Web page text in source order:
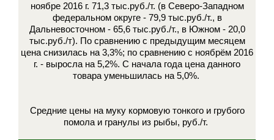
ноябре 2016 г. 71,3 тыс.руб./т. (в Северо-Западном
федеральном округе - 79,9 тыс.руб./т., в
Дальневосточном - 65,6 тыс.руб./т., в Южном - 20,0
тыс.руб./т). По сравнению с предыдущим месяцем
цена снизилась на 3,3%; по сравнению с ноябрём 2016
г. - выросла на 5,2%. С начала года цена данного
товара уменьшилась на 5,0%.
Средние цены на муку кормовую тонкого и грубого
помола и гранулы из рыбы, руб./т.